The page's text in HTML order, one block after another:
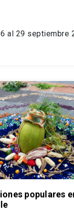
al 29 septiembre
populares